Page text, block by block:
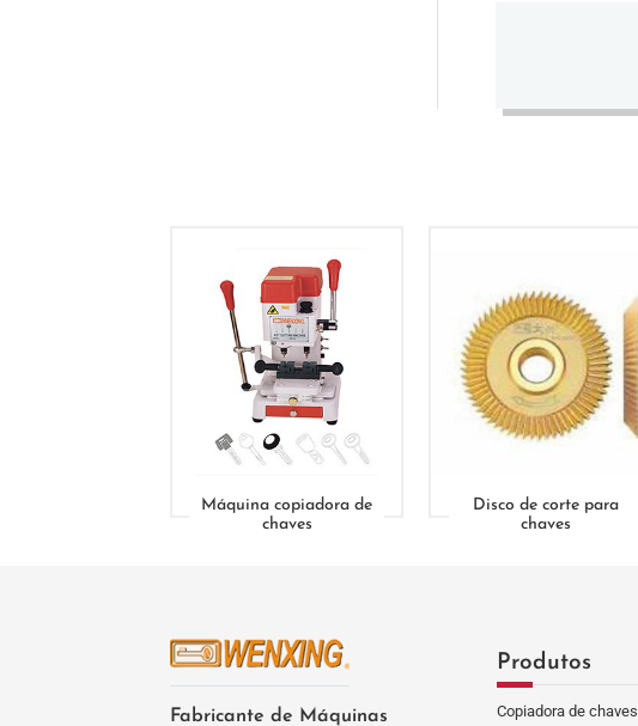
Máquina copiadora de
chaves
Disco de corte para
chaves
Fabricante de Máquinas
Produtos
Copiadora de chaves